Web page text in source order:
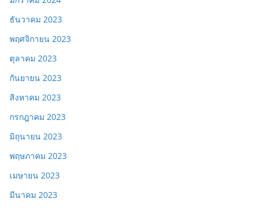
ธันวาคม 2023
พฤศจิกายน 2023
ตุลาคม 2023
กันยายน 2023
สิงหาคม 2023
กรกฎาคม 2023
มิถุนายน 2023
พฤษภาคม 2023
เมษายน 2023
มีนาคม 2023